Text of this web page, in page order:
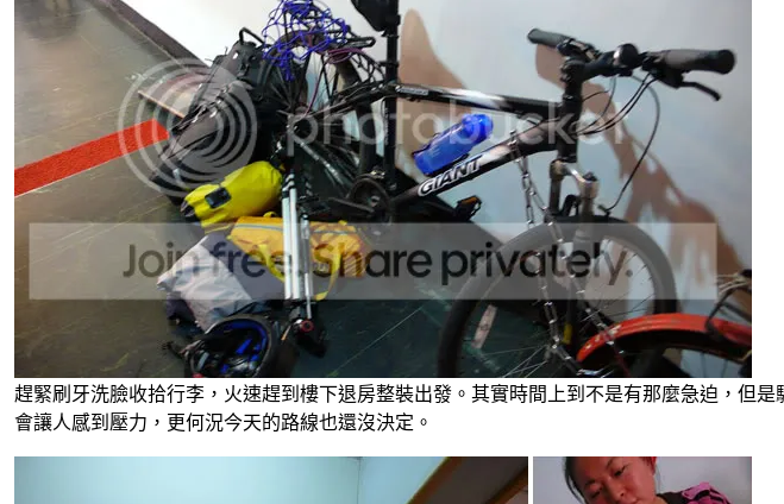
趕緊刷牙洗臉收拾行李，火速趕到樓下退房整裝出發。其實時間上到不是有那麼急迫，但
會讓人感到壓力，更何況今天的路線也還沒決定。